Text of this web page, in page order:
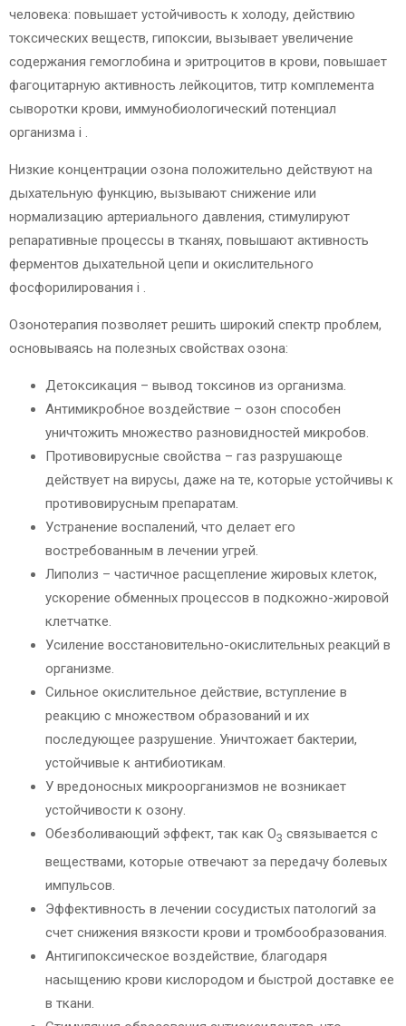
человека: повышает устойчивость к холоду, действию
токсических веществ, гипоксии, вызывает увеличение
содержания гемоглобина и эритроцитов в крови, повышает
фагоцитарную активность лейкоцитов, титр комплемента
сыворотки крови, иммунобиологический потенциал
организма i .
Низкие концентрации озона положительно действуют на
дыхательную функцию, вызывают снижение или
нормализацию артериального давления, стимулируют
репаративные процессы в тканях, повышают активность
ферментов дыхательной цепи и окислительного
фосфорилирования i .
Озонотерапия позволяет решить широкий спектр проблем,
основываясь на полезных свойствах озона:
Детоксикация – вывод токсинов из организма.
Антимикробное воздействие – озон способен
уничтожить множество разновидностей микробов.
Противовирусные свойства – газ разрушающе
действует на вирусы, даже на те, которые устойчивы к
противовирусным препаратам.
Устранение воспалений, что делает его
востребованным в лечении угрей.
Липолиз – частичное расщепление жировых клеток,
ускорение обменных процессов в подкожно-жировой
клетчатке.
Усиление восстановительно-окислительных реакций в
организме.
Сильное окислительное действие, вступление в
реакцию с множеством образований и их
последующее разрушение. Уничтожает бактерии,
устойчивые к антибиотикам.
У вредоносных микроорганизмов не возникает
устойчивости к озону.
Обезболивающий эффект, так как О3 связывается с
веществами, которые отвечают за передачу болевых
импульсов.
Эффективность в лечении сосудистых патологий за
счет снижения вязкости крови и тромбообразования.
Антигипоксическое воздействие, благодаря
насыщению крови кислородом и быстрой доставке ее
в ткани.